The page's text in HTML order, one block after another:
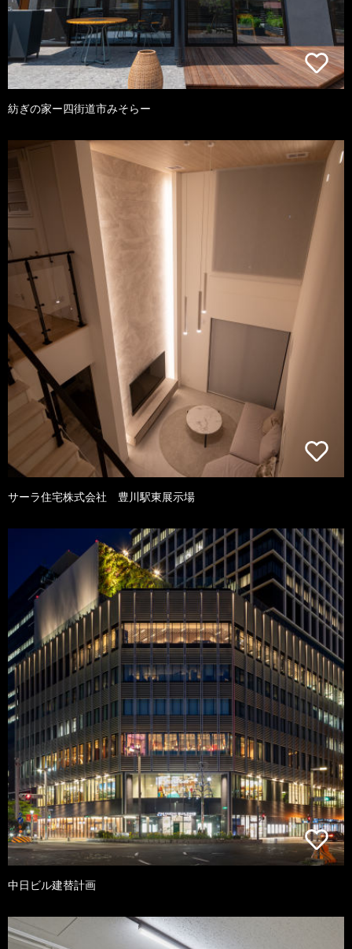
紡ぎの家ー四街道市みそらー
サーラ住宅株式会社 豊川駅東展示場
中日ビル建替計画